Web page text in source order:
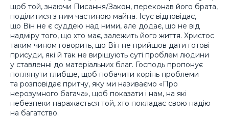
щоб той, знаючи Писання/Закон, переконав його брата,
поділитися з ним частиною майна. Ісус відповідає,
що Він не є суддею над ними, але додає, що не від
надміру того, що хто має, залежить його життя. Христос
таким чином говорить, що Він не прийшов дати готові
присуди, які й так не вирішують суті проблем людини
у ставленні до матеріальних благ. Господь пропонує
поглянути глибше, щоб побачити корінь проблеми
та розповідає притчу, яку ми називаємо «Про
нерозумного багача», щоб показати і нам, на які
небезпеки наражається той, хто покладає свою надію
на багатство.